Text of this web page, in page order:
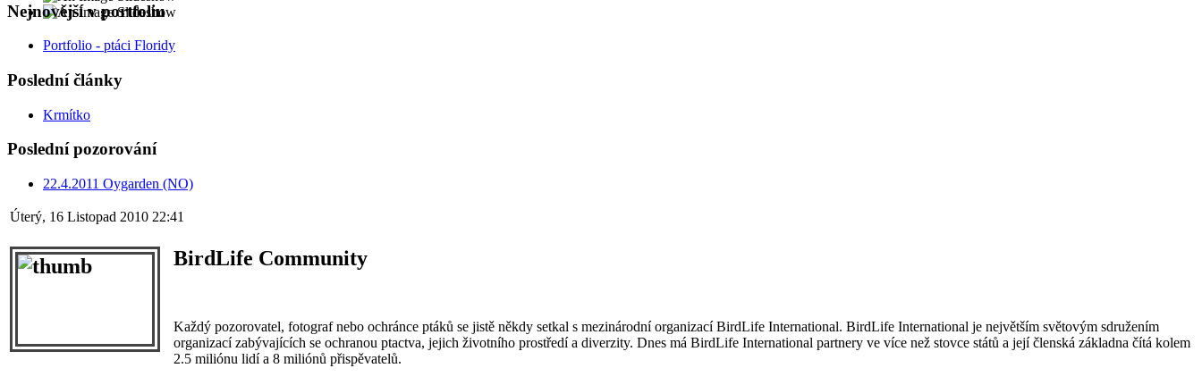
Nejnovější v portfoliu
Portfolio - ptáci Floridy
Poslední články
Krmítko
Poslední pozorování
22.4.2011 Oygarden (NO)
Úterý, 16 Listopad 2010 22:41
BirdLife Community
Každý pozorovatel, fotograf nebo ochránce ptáků se jistě někdy setkal s mezinárodní organizací BirdLife International. BirdLife International je největším světovým sdružením
organizací zabývajících se ochranou ptactva, jejich životního prostředí a diverzity. Dnes má BirdLife International partnery ve více než stovce států a její členská základna čítá kolem
2.5 miliónu lidí a 8 miliónů přispěvatelů.